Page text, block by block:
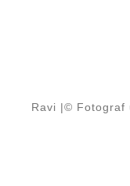
Ravi |© Fotograf